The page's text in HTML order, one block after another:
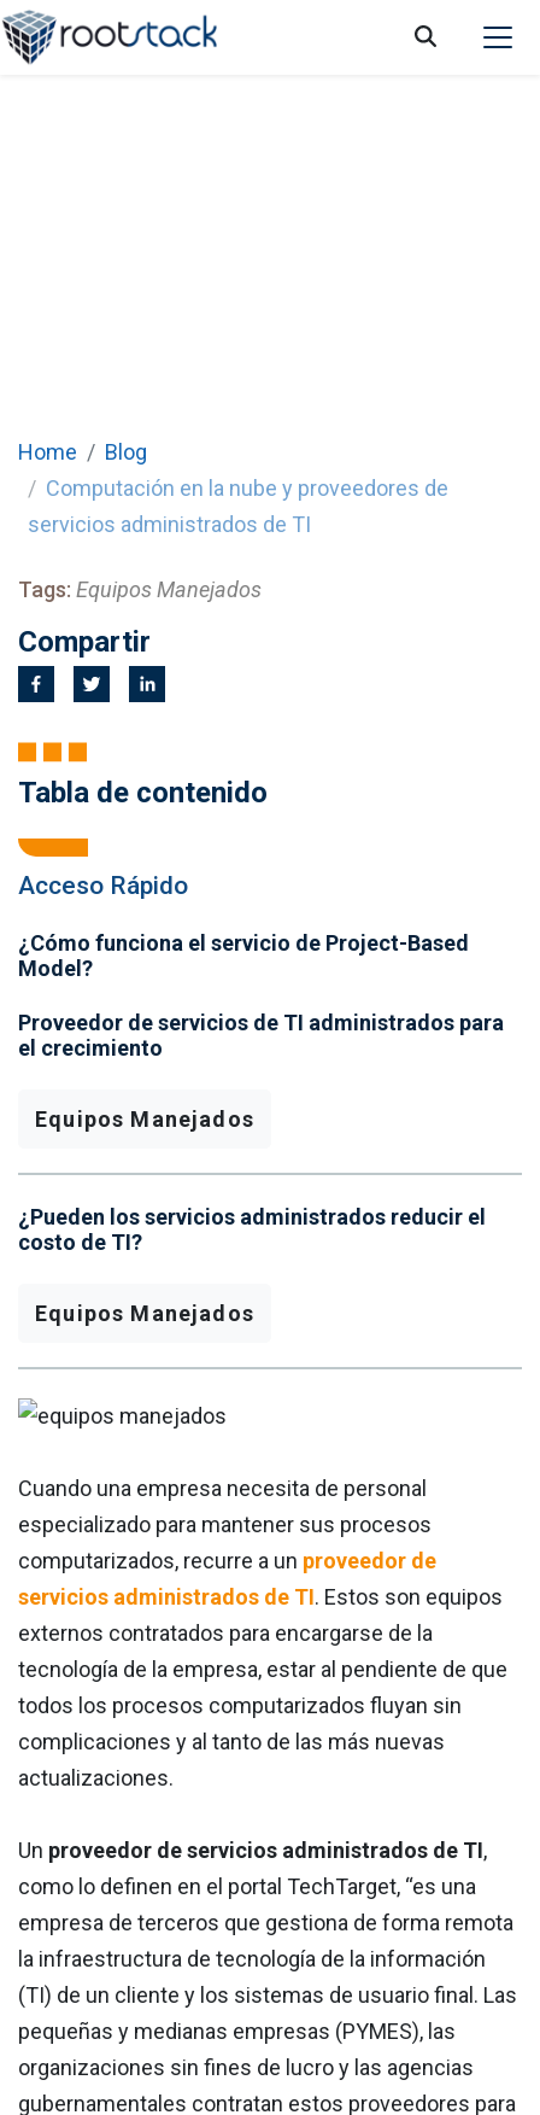
Home
Blog
Computación en la nube y proveedores de
servicios administrados de TI
Tags: Equipos Manejados
Compartir
Tabla de contenido
Acceso Rápido
¿Cómo funciona el servicio de Project-Based
Model?
Proveedor de servicios de TI administrados para
el crecimiento
Equipos Manejados
¿Pueden los servicios administrados reducir el
costo de TI?
Equipos Manejados
Cuando una empresa necesita de personal
especializado para mantener sus procesos
computarizados, recurre a un proveedor de
servicios administrados de TI. Estos son equipos
externos contratados para encargarse de la
tecnología de la empresa, estar al pendiente de que
todos los procesos computarizados fluyan sin
complicaciones y al tanto de las más nuevas
actualizaciones.
Un proveedor de servicios administrados de TI,
como lo definen en el portal TechTarget, “es una
empresa de terceros que gestiona de forma remota
la infraestructura de tecnología de la información
(TI) de un cliente y los sistemas de usuario final. Las
pequeñas y medianas empresas (PYMES), las
organizaciones sin fines de lucro y las agencias
gubernamentales contratan estos proveedores para